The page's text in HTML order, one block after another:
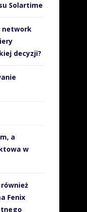
Solartime
network
decyzji?
a
w
Fenix